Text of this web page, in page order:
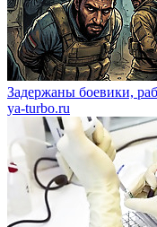
Задержаны боевики,
ya-turbo.ru